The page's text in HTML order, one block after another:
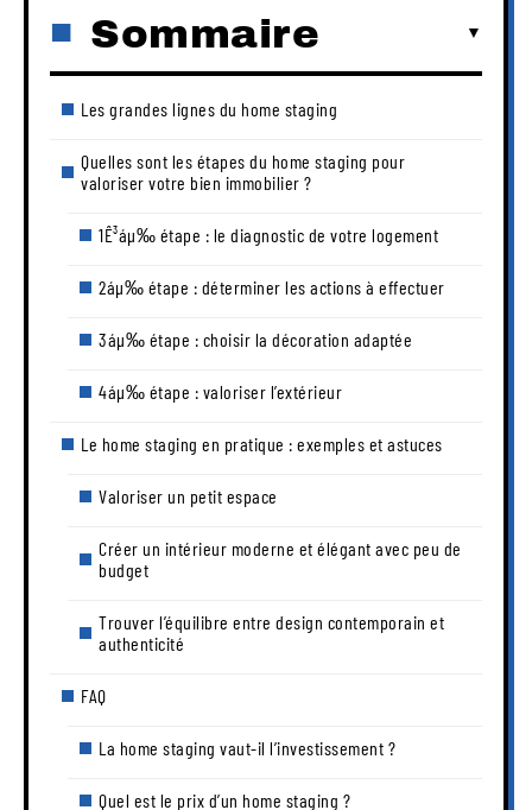
Sommaire
Les grandes lignes du home staging
Quelles sont les étapes du home staging pour
valoriser votre bien immobilier ?
1Ê³áµ‰ étape : le diagnostic de votre logement
2áµ‰ étape : déterminer les actions à effectuer
3áµ‰ étape : choisir la décoration adaptée
4áµ‰ étape : valoriser l’extérieur
Le home staging en pratique : exemples et astuces
Valoriser un petit espace
Créer un intérieur moderne et élégant avec peu de
budget
Trouver l’équilibre entre design contemporain et
authenticité
FAQ
La home staging vaut-il l’investissement ?
Quel est le prix d’un home staging ?